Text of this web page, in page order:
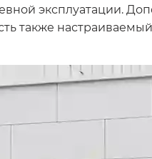
эксплуатации.
также